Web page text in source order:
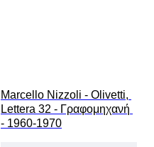
Marcello Nizzoli - Olivetti,
Lettera 32 - Γραφομηχανή
- 1960-1970